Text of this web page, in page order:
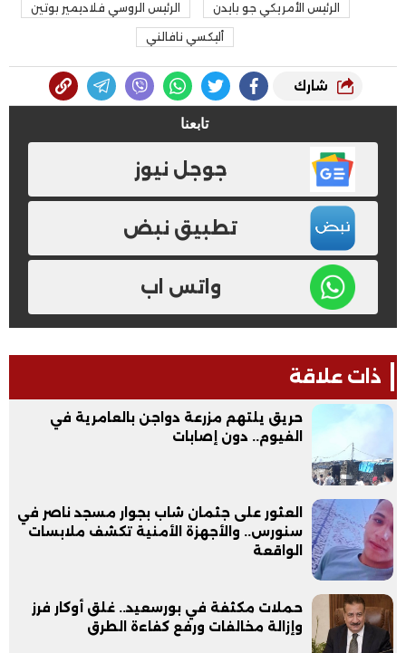
الرئيس الأمريكي جو بايدن الرئيس الروسي فلاديمير بوتين
أليكسي نافالني
شارك
تابعنا
جوجل نيوز
تطبيق نبض
واتس اب
ذات علاقة
حريق يلتهم مزرعة دواجن بالعامرية في
الفيوم.. دون إصابات
العثور على جثمان شاب بجوار مسجد ناصر في
سنورس.. والأجهزة الأمنية تكشف ملابسات
الواقعة
حملات مكثفة في بورسعيد.. غلق أوكار فرز
وإزالة مخالفات ورفع كفاءة الطرق